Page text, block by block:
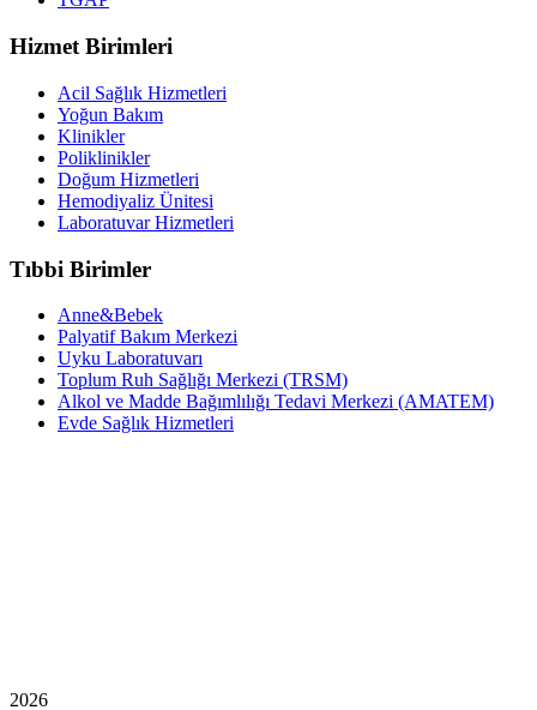
Hizmet Birimleri
Acil Sağlık Hizmetleri
Yoğun Bakım
Klinikler
Poliklinikler
Doğum Hizmetleri
Hemodiyaliz Ünitesi
Laboratuvar Hizmetleri
Tıbbi Birimler
Anne&Bebek
Palyatif Bakım Merkezi
Uyku Laboratuvarı
Toplum Ruh Sağlığı Merkezi (TRSM)
Alkol ve Madde Bağımlılığı Tedavi Merkezi (AMATEM)
Evde Sağlık Hizmetleri
2026